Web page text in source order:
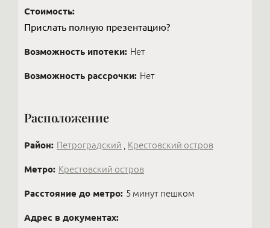
некого приватного дома, то были бы рады такой
огромной насмотренностью, чтобы помочь вам
Стоимость:
Прислать полную презентацию?
Возможность ипотеки: Нет
Возможность рассрочки: Нет
Расположение
Район: Петроградский Крестовский остров
Метро: Крестовский остров
Расстояние до метро: 5 минут пешком
Адрес в документах: